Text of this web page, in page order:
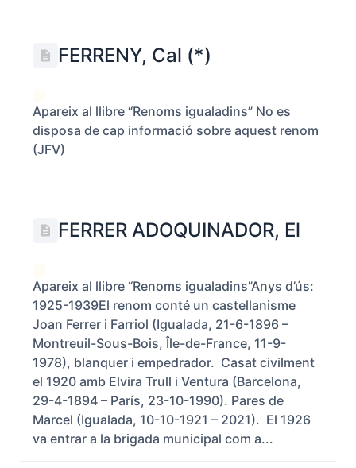
FERRENY, Cal (*)
Apareix al llibre “Renoms igualadins” No es
disposa de cap informació sobre aquest renom
(JFV)
FERRER ADOQUINADOR, El
Apareix al llibre “Renoms igualadins”Anys d’ús:
1925-1939El renom conté un castellanisme
Joan Ferrer i Farriol (Igualada, 21-6-1896 –
Montreuil-Sous-Bois, Île-de-France, 11-9-
1978), blanquer i empedrador. Casat civilment
el 1920 amb Elvira Trull i Ventura (Barcelona,
29-4-1894 – París, 23-10-1990). Pares de
Marcel (Igualada, 10-10-1921 – 2021). El 1926
va entrar a la brigada municipal com a...